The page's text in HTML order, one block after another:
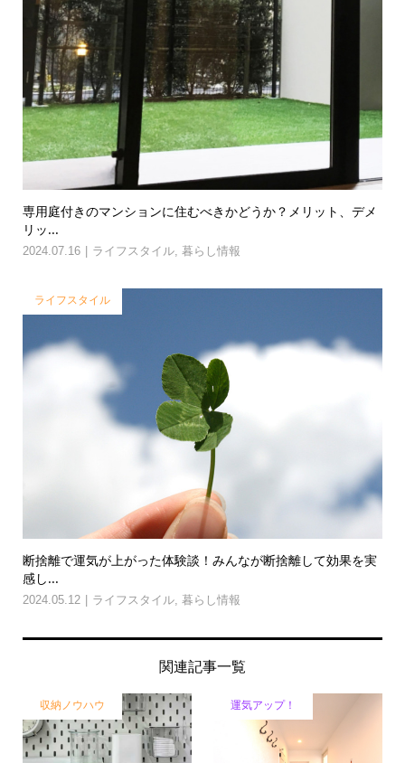
専用庭付きのマンションに住むべきかどうか？メリット、デメ
リッ...
2024.07.16 ライフスタイル, 暮らし情報
ライフスタイル
断捨離で運気が上がった体験談！みんなが断捨離して効果を実
感し...
2024.05.12 ライフスタイル, 暮らし情報
関連記事一覧
収納ノウハウ 運気アップ！